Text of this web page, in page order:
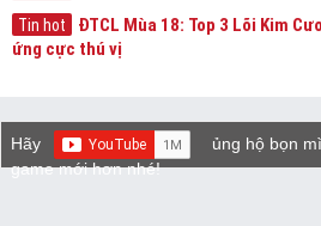
Tin hot
ĐTCL Mùa 18: Top 3 Lõi Kim
ứng cực thú vị
Hãy
ủng hộ bọn
game mới hơn nhé!